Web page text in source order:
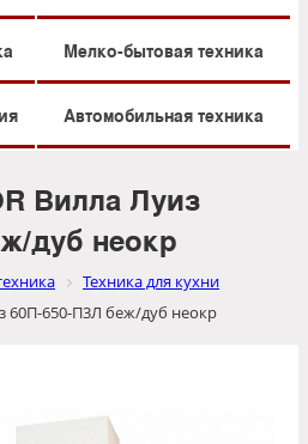
Мелко-бытовая техника
Автомобильная техника
Вилла Луиз
дуб неокр
Техника для кухни
60П-650-П3Л беж/дуб неокр